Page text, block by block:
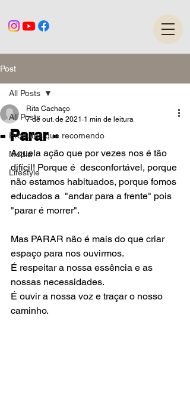
Post
All Posts
Produtos que recomendo
Media
Lifestyle
All Posts
- Parar -
Rita Cachaço
7 de out. de 2021 1 min de leitura
Aquela ação que por vezes nos é tão
difícil! Porque é  desconfortável, porque
não estamos habituados, porque fomos
educados a  "andar para a frente" pois
"parar é morrer".
Mas PARAR não é mais do que criar
espaço para nos ouvirmos.
É respeitar a nossa essência e as
nossas necessidades.
É ouvir a nossa voz e traçar o nosso
caminho.